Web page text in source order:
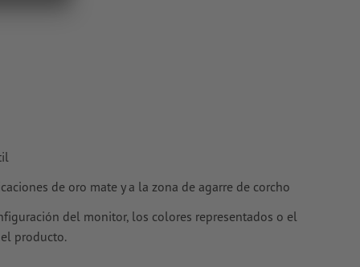
de oro mate y a la zona de agarre de corcho
del monitor, los colores representados o el
producto.